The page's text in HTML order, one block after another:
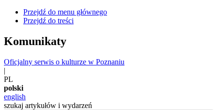
Przejdź do menu głównego
Przejdź do treści
Komunikaty
Oficjalny serwis o kulturze w Poznaniu
|
PL
polski
english
szukaj artykułów i wydarzeń